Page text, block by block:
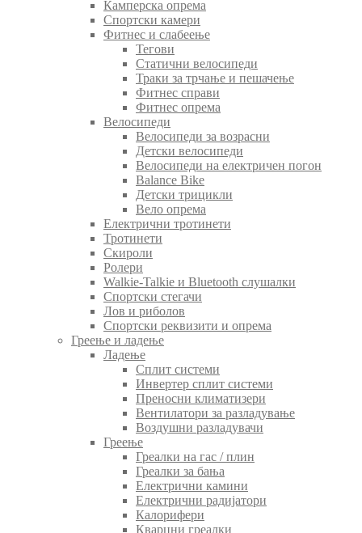
Камперска опрема
Спортски камери
Фитнес и слабеење
Тегови
Статични велосипеди
Траки за трчање и пешачење
Фитнес справи
Фитнес опрема
Велосипеди
Велосипеди за возрасни
Детски велосипеди
Велосипеди на електричен погон
Balance Bike
Детски трицикли
Вело опрема
Електрични тротинети
Тротинети
Скироли
Ролери
Walkie-Talkie и Bluetooth слушалки
Спортски стегачи
Лов и риболов
Спортски реквизити и опрема
Греење и ладење
Ладење
Сплит системи
Инвертер сплит системи
Преносни климатизери
Вентилатори за разладување
Воздушни разладувачи
Греење
Греалки на гас / плин
Греалки за бања
Електрични камини
Електрични радијатори
Калорифери
Кварцни греалки